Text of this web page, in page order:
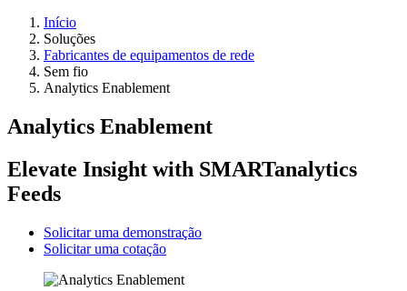
Início
Soluções
Fabricantes de equipamentos de rede
Sem fio
Analytics Enablement
Analytics Enablement
Elevate Insight with SMARTanalytics
Feeds
Solicitar uma demonstração
Solicitar uma cotação